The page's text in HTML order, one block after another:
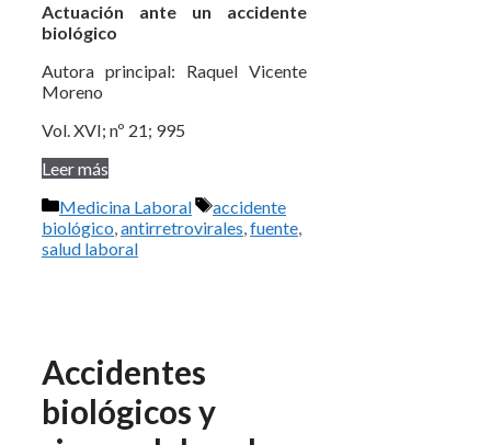
Actuación ante un accidente
biológico
Autora principal: Raquel Vicente
Moreno
Vol. XVI; nº 21; 995
Leer más
Categorías
Medicina Laboral Etiquetas
accidente
biológico,antirretrovirales,fuente,
salud laboral
Accidentes
biológicos y